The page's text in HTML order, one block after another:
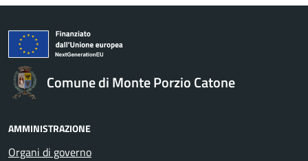
Comune di Monte Porzio Catone
AMMINISTRAZIONE
Organi di governo